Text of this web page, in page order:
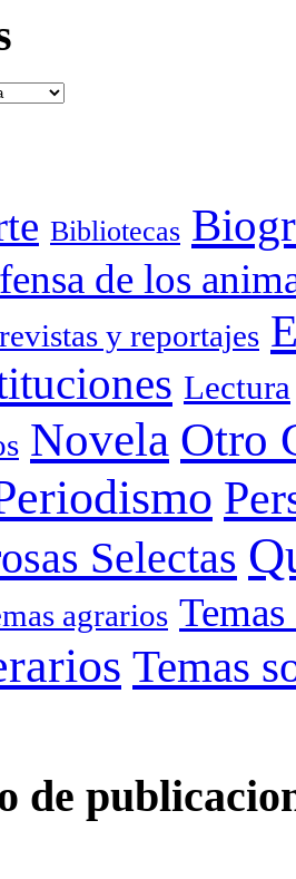
Bibliotecas
de los
y reportajes
Lectura
Novela Otro
Selectas
agrarios
Temas
de